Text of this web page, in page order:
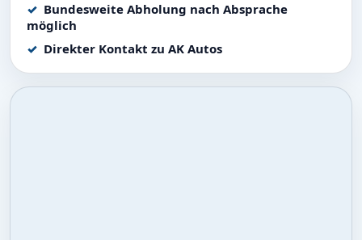
Bundesweite Abholung nach Absprache
möglich
Direkter Kontakt zu AK Autos